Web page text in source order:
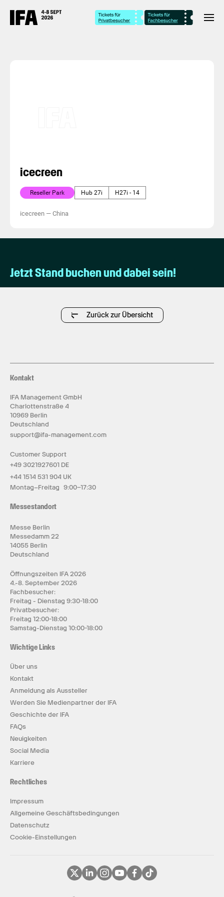
icecreen
Reseller Park Hub 27i H27i - 14
icecreen — China
Jetzt Stand buchen und dabei sein!
Zurück zur Übersicht
Kontakt
IFA Management GmbH
Charlottenstraße 4
10969 Berlin
Deutschland
support@ifa-management.com
Customer Support
+49 3021927601 DE
+44 1514 531 904 UK
Montag–Freitag 9:00–17:30
Messestandort
Messe Berlin
Messedamm 22
14055 Berlin
Deutschland
Öffnungszeiten IFA 2026
4.-8. September 2026
Fachbesucher:
Freitag - Dienstag 9:30-18:00
Privatbesucher:
Freitag 12:00-18:00
Samstag-Dienstag 10:00-18:00
Wichtige Links
Über uns
Kontakt
Anmeldung als Aussteller
Werden Sie Medienpartner der IFA
Geschichte der IFA
FAQs
Neuigkeiten
Social Media
Karriere
Rechtliches
Impressum
Allgemeine Geschäftsbedingungen
Datenschutz
Cookie-Einstellungen